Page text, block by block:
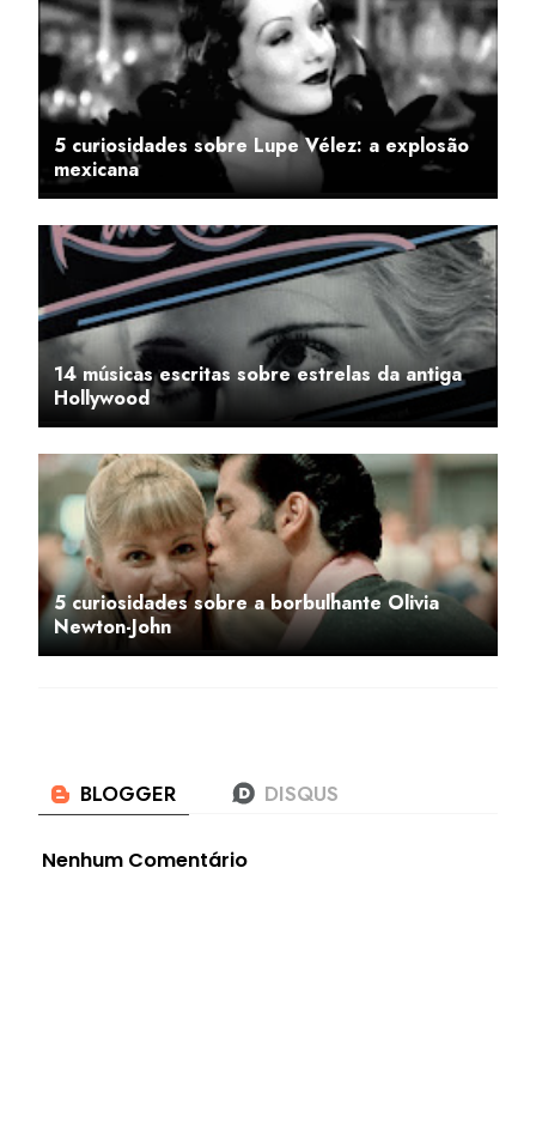
5 curiosidades sobre Lupe Vélez: a explosão
mexicana
14 músicas escritas sobre estrelas da antiga
Hollywood
5 curiosidades sobre a borbulhante Olivia
Newton-John
Nenhum Comentário